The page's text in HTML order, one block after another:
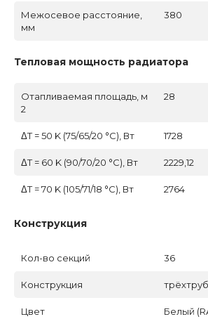
Межосевое расстояние,
мм
380
Тепловая мощность радиатора
Отапливаемая площадь, м
2
28
ΔT = 50 K (75/65/20 °C), Вт 1728
ΔT = 60 K (90/70/20 °C), Вт 2229,12
ΔT = 70 K (105/71/18 °C), Вт 2764
Конструкция
Кол-во секций 36
Конструкция
Цвет Белый